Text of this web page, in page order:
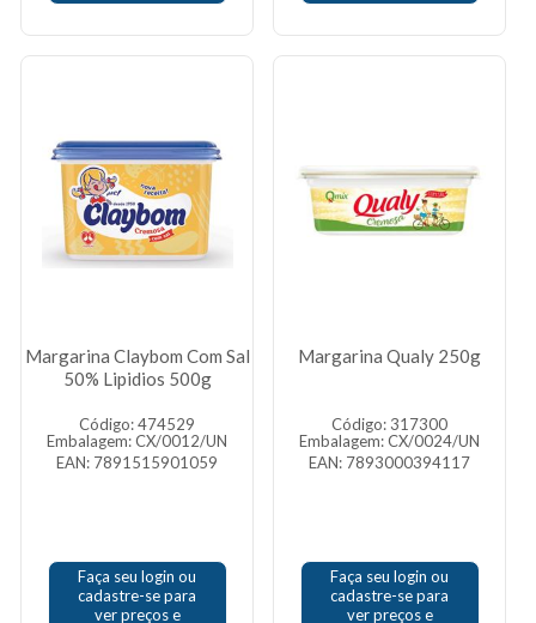
Margarina Claybom Com Sal
50% Lipidios 500g
Código: 474529
Embalagem: CX/0012/UN
EAN: 7891515901059
Faça seu login ou
cadastre-se para
ver preços e
Margarina Qualy 250g
Código: 317300
Embalagem: CX/0024/UN
EAN: 7893000394117
Faça seu login ou
cadastre-se para
ver preços e